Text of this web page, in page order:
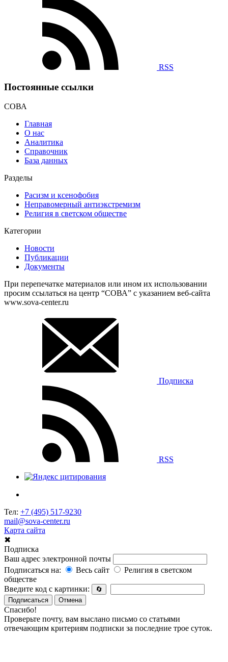
RSS
Постоянные ссылки
СОВА
Главная
О нас
Аналитика
Справочник
База данных
Разделы
Расизм и ксенофобия
Неправомерный антиэкстремизм
Религия в светском обществе
Категории
Новости
Публикации
Документы
При перепечатке материалов или ином их использовании
просим ссылаться на центр “СОВА” с указанием веб-сайта
www.sova-center.ru
Подписка
RSS
Тел: +7 (495) 517-9230
mail@sova-center.ru
Карта сайта
✖
Подписка
Ваш адрес электронной почты
Подписаться на:
Весь сайт
Религия в светском
обществе
Введите код с картинки:
🔄
Подписаться
Отмена
Спасибо!
Проверьте почту, вам выслано письмо со статьями
отвечающим критериям подписки за последние трое суток.